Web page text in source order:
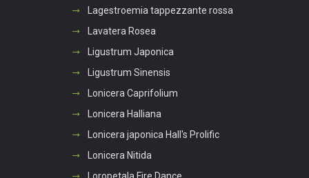
Lagestroemia tappezzante rossa
Lavatera Rosea
Ligustrum Japonica
Ligustrum Sinensis
Lonicera Caprifolium
Lonicera Halliana
Lonicera japonica Hall's Prolific
Lonicera Nitida